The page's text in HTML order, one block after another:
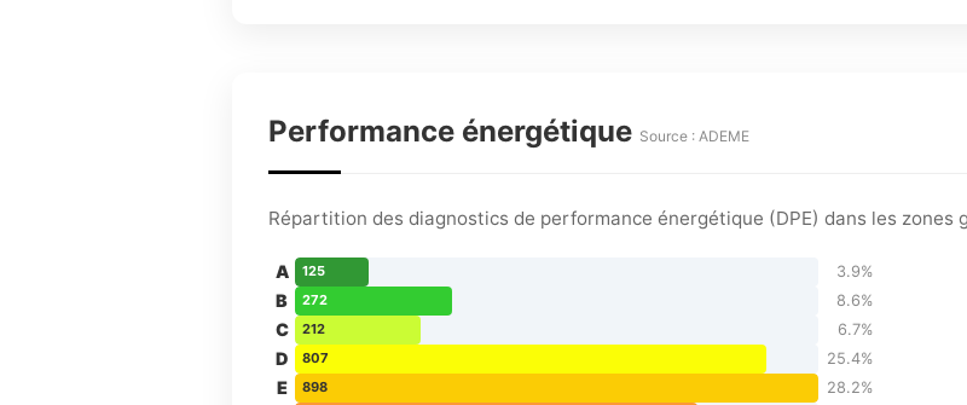
Performance énergétique Source : ADEME
Répartition des diagnostics de performance énergétique (DPE) dans les zones
A 125 3.9%
B 272 8.6%
C 212 6.7%
D 807 25.4%
E 898 28.2%